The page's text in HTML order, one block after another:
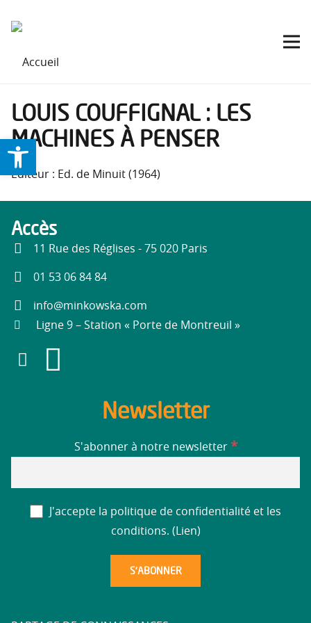
LOUIS COUFFIGNAL : LES
MACHINES À PENSER
Éditeur : Ed. de Minuit (1964)
Accès
11 Rue des Réglises - 75 020 Paris
01 53 06 84 84
info@minkowska.com
Ligne 9 – Station « Porte de Montreuil »
Newsletter
S'abonner à notre newsletter *
J'accepte la politique de confidentialité et les
conditions. ( Lien)
Ouvrir la barre d’outils